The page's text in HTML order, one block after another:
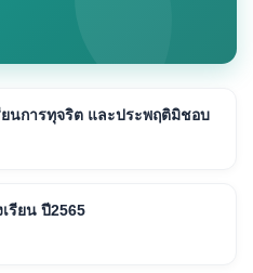
ยนการทุจริต และประพฤติมิชอบ
เรียน ปี2565